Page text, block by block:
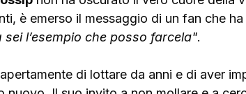
è emerso il messaggio di un fan che
sei l’esempio che posso farcela".
di lottare da anni e di aver